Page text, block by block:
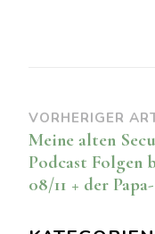
VORHERIGER
Meine alten
Podcast Folgen
08/11 + der